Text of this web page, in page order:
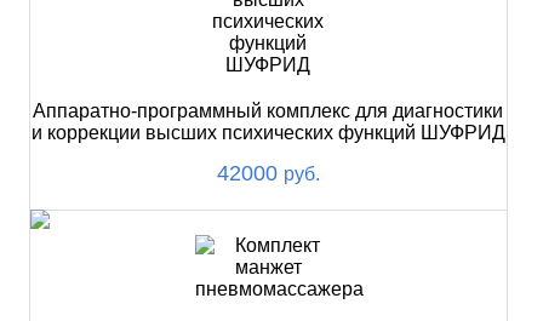
Аппаратно-программный комплекс для диагностики
и коррекции высших психических функций ШУФРИД
42000 руб.